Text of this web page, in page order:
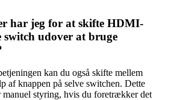
har jeg for at skifte HDMI-
switch udover at bruge
kan du også skifte mellem
knappen på selve switchen. Dette
styring, hvis du foretrækker det